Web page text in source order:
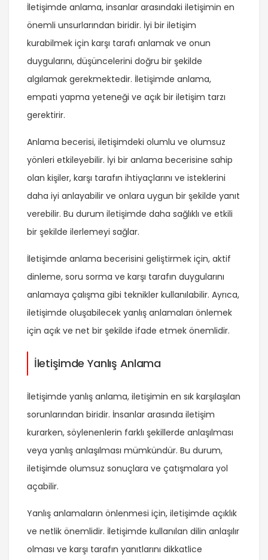
İletişimde anlama, insanlar arasındaki iletişimin en
önemli unsurlarından biridir. İyi bir iletişim
kurabilmek için karşı tarafı anlamak ve onun
duygularını, düşüncelerini doğru bir şekilde
algılamak gerekmektedir. İletişimde anlama,
empati yapma yeteneği ve açık bir iletişim tarzı
gerektirir.
Anlama becerisi, iletişimdeki olumlu ve olumsuz
yönleri etkileyebilir. İyi bir anlama becerisine sahip
olan kişiler, karşı tarafın ihtiyaçlarını ve isteklerini
daha iyi anlayabilir ve onlara uygun bir şekilde yanıt
verebilir. Bu durum iletişimde daha sağlıklı ve etkili
bir şekilde ilerlemeyi sağlar.
İletişimde anlama becerisini geliştirmek için, aktif
dinleme, soru sorma ve karşı tarafın duygularını
anlamaya çalışma gibi teknikler kullanılabilir. Ayrıca,
iletişimde oluşabilecek yanlış anlamaları önlemek
için açık ve net bir şekilde ifade etmek önemlidir.
İletişimde Yanlış Anlama
İletişimde yanlış anlama, iletişimin en sık karşılaşılan
sorunlarından biridir. İnsanlar arasında iletişim
kurarken, söylenenlerin farklı şekillerde anlaşılması
veya yanlış anlaşılması mümkündür. Bu durum,
iletişimde olumsuz sonuçlara ve çatışmalara yol
açabilir.
Yanlış anlamaların önlenmesi için, iletişimde açıklık
ve netlik önemlidir. İletişimde kullanılan dilin anlaşılır
olması ve karşı tarafın yanıtlarını dikkatlice